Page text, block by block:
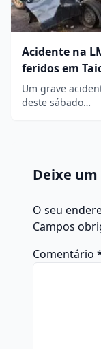
Acidente na
feridos em
Um grave
deste sábado…
Deixe
O seu
Campos
Comentário